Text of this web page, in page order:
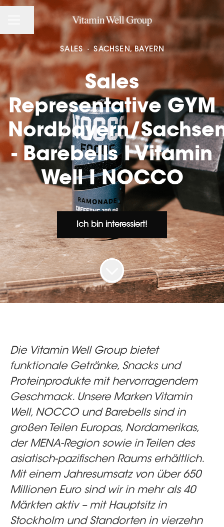
CAREER MENU
Share page
SALES · SACHSEN, BAYERN
Sales
Representative GYM
Nordbayern/
- Barebells I Vitamin
Well I NOCCO
Ich bin interessiert!
Die Vitamin Well Groupbietet
funktionale Getränke, Snacks und
Proteinprodukte mit hervorragendem
Geschmack. Unsere Marken Vitamin
Well, NOCCO und Barebells sind in
großen Teilen Europas, Nordamerikas,
der MENA-Region sowie in Teilen des
asiatisch-pazifischen Raums erhältlich.
Mit einem Jahresumsatz von über 650
Millionen Euro sind wir in mehr als 40
Märkten aktiv – mit Hauptsitz in
Stockholm und Standorten in vierzehn